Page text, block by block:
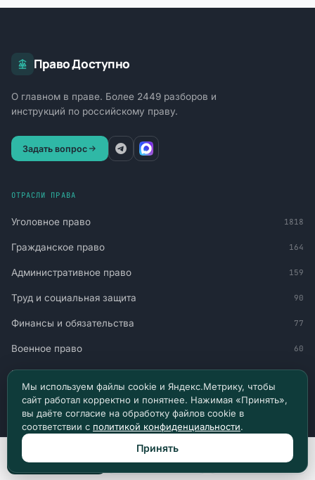
Право Доступно
О главном в праве. Более 2449 разборов и
инструкций по российскому праву.
Задать вопрос
ОТРАСЛИ ПРАВА
Уголовное право 1818
Гражданское право 164
Административное право 159
Труд и социальная защита 90
Финансы и обязательства 77
Военное право 60
Миграция и статус 51
Авто и транспорт
НАВИГАЦИЯ
Главная
Мы используем файлы cookie и Яндекс.Метрику, чтобы
сайт работал корректно и понятнее. Нажимая «Принять»,
вы даёте согласие на обработку файлов cookie в
соответствии с политикой конфиденциальности.
Принять